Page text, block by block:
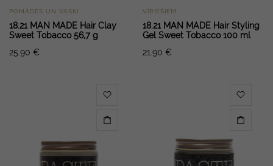
POMĀDES UN VASKI
18.21 MAN MADE Hair Clay
Sweet Tobacco 56,7 g
25.90 €
VĪRIEŠIEM
18.21 MAN MADE Hair Styling
Gel Sweet Tobacco 100 ml
21.90 €